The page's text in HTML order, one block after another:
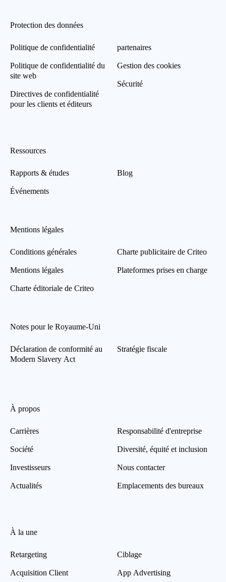
Protection des données
Politique de confidentialité
Politique de confidentialité du
site web
Directives de confidentialité
pour les clients et éditeurs
partenaires
Gestion des cookies
Sécurité
Ressources
Rapports & études
Événements
Blog
Mentions légales
Conditions générales
Mentions légales
Charte éditoriale de Criteo
Charte publicitaire de Criteo
Plateformes prises en charge
Notes pour le Royaume-Uni
Déclaration de conformité au
Modern Slavery Act
Stratégie fiscale
À propos
Carrières
Société
Investisseurs
Actualités
Responsabilité d'entreprise
Diversité, équité et inclusion
Nous contacter
Emplacements des bureaux
À la une
Retargeting
Acquisition Client
Ciblage
App Advertising